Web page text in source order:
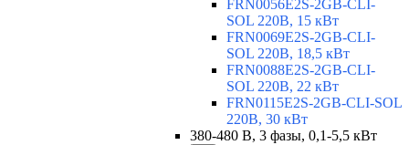
FRN0056E2S-2GB-CLI-
SOL 220В, 15 кВт
FRN0069E2S-2GB-CLI-
SOL 220В, 18,5 кВт
FRN0088E2S-2GB-CLI-
SOL 220В, 22 кВт
FRN0115E2S-2GB-CLI-SOL
220В, 30 кВт
380-480 В, 3 фазы, 0,1-5,5 кВт